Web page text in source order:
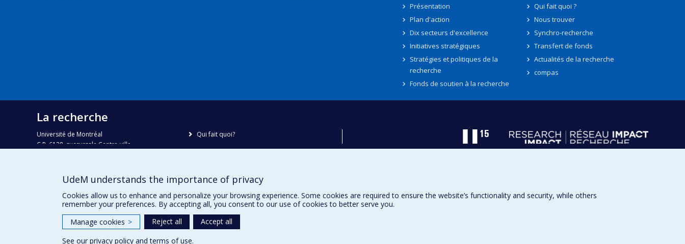
Présentation
Plan d'action
Dix secteurs d'excellence
Initiatives stratégiques
Stratégies et politiques de la
recherche
Fonds de soutien à la recherche
Qui fait quoi ?
Nous trouver
Synchro-recherche
Transfert de fonds
Actualités de la recherche
compas
La recherche
Université de Montréal
C.P. 6128, succursale Centre-ville
recherche@umontreal.ca
Qui fait quoi?
Nous trouver
Accessibilité
UdeM understands the importance of privacy
Cookies allow us to enhance and personalize your browsing experience. Some cookies are required to ensure the website’s functionality and security, while others
remember your preferences. By accepting all, you consent to our use of cookies to better serve you.
Manage cookies > Reject all
Accept all
See our privacy policy andterms of use.